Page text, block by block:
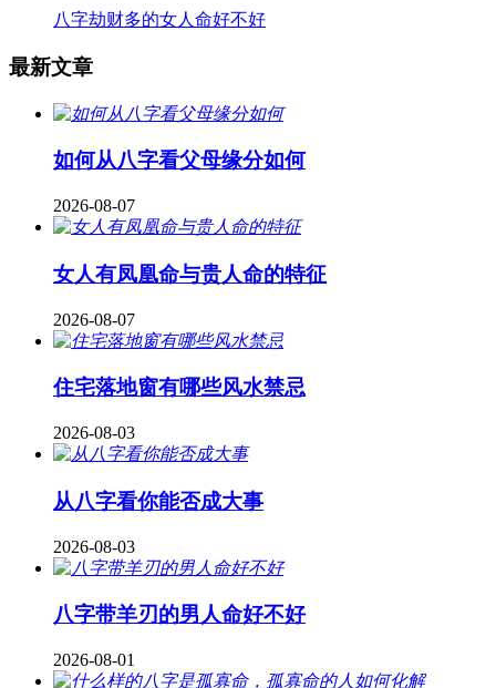
八字劫财多的女人命好不好
最新文章
如何从八字看父母缘分如何
2026-08-07
女人有凤凰命与贵人命的特征
2026-08-07
住宅落地窗有哪些风水禁忌
2026-08-03
从八字看你能否成大事
2026-08-03
八字带羊刃的男人命好不好
2026-08-01